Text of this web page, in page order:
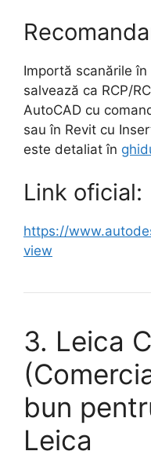
Importă scanările
salvează ca RCP/
AutoCAD cu
sau în Revit cu
este detaliat în
Link oficial:
https://
view
3. Leica
bun
Leica